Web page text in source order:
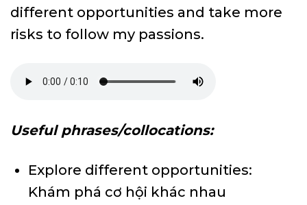
different opportunities and take more
risks to follow my passions.
Useful phrases/collocations:
Explore different opportunities:
Khám phá cơ hội khác nhau